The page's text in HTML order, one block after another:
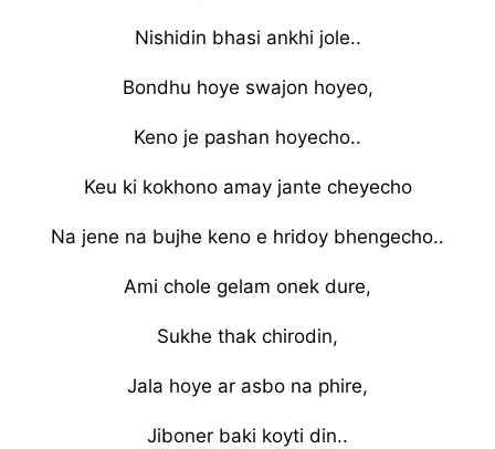
Nishidin bhasi ankhi jole..
Bondhu hoye swajon hoyeo,
Keno je pashan hoyecho..
Keu ki kokhono amay jante cheyecho
Na jene na bujhe keno e hridoy bhengecho..
Ami chole gelam onek dure,
Sukhe thak chirodin,
Jala hoye ar asbo na phire,
Jiboner baki koyti din..